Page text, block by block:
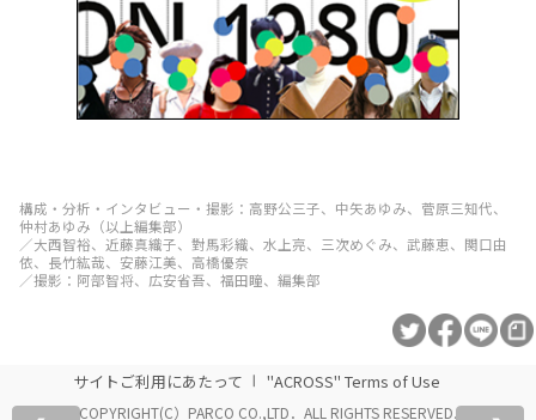
構成・分析・インタビュー・撮影：高野公三子、中矢あゆみ、菅原三知代、
仲村あゆみ（以上編集部）
／大西智裕、近藤真織子、對馬彩織、水上亮、三次めぐみ、武藤恵、関口由
依、長竹紘哉、安藤江美、高橋優奈
／撮影：阿部智将、広安省吾、福田瞳、編集部
サイトご利用にあたって "ACROSS" Terms of Use
COPYRIGHT(C）PARCO CO.,LTD．ALL RIGHTS RESERVED.